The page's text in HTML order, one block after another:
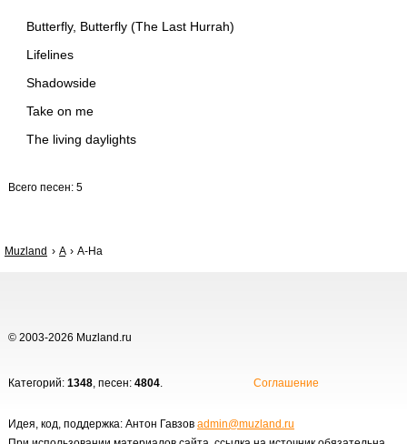
Butterfly, Butterfly (The Last Hurrah)
Lifelines
Shadowside
Take on me
The living daylights
Всего песен: 5
Muzland A A-Ha
© 2003-2026 Muzland.ru
Категорий: 1348, песен: 4804. Соглашение
Идея, код, поддержка: Антон Гавзов admin@muzland.ru